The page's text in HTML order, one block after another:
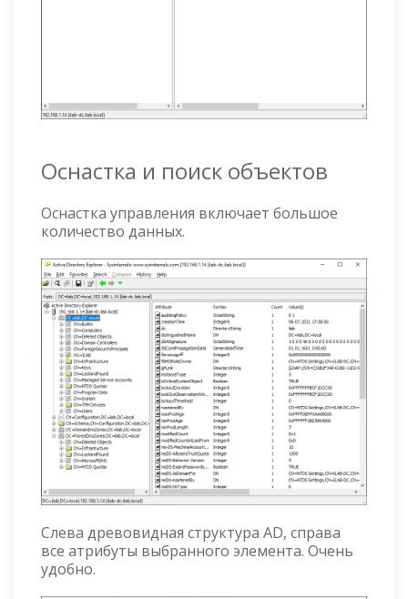
Оснастка и поиск объектов
Оснастка управления включает большое
количество данных.
Слева древовидная структура AD, справа
все атрибуты выбранного элемента. Очень
удобно.